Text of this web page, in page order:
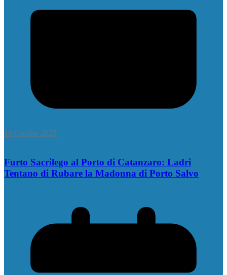
16 Ottobre 2025
Furto Sacrilego al Porto di Catanzaro: Ladri
Tentano di Rubare la Madonna di Porto Salvo